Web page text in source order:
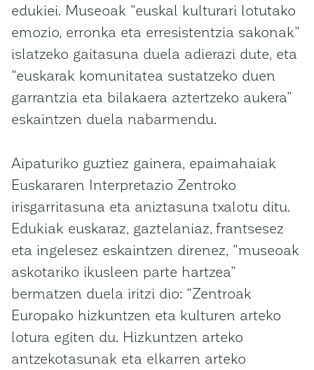
edukiei. Museoak “euskal kulturari lotutako
emozio, erronka eta erresistentzia sakonak”
islatzeko gaitasuna duela adierazi dute, eta
“euskarak komunitatea sustatzeko duen
garrantzia eta bilakaera aztertzeko aukera”
eskaintzen duela nabarmendu.
Aipaturiko guztiez gainera, epaimahaiak
Euskararen Interpretazio Zentroko
irisgarritasuna eta aniztasuna txalotu ditu.
Edukiak euskaraz, gaztelaniaz, frantsesez
eta ingelesez eskaintzen direnez, “museoak
askotariko ikusleen parte hartzea”
bermatzen duela iritzi dio: “Zentroak
Europako hizkuntzen eta kulturen arteko
lotura egiten du. Hizkuntzen arteko
antzekotasunak eta elkarren arteko